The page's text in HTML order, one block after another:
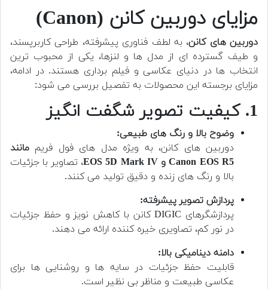
مزایای دوربین کانن (Canon)
دوربین های کانن، به لطف فناوری پیشرفته، طراحی کاربرپسند،
و طیف گسترده ای از مدل ها و لنزها، یکی از محبوب ترین
انتخاب ها در دنیای عکاسی و فیلم برداری هستند. در ادامه،
مزایای برجسته این محصولات به تفصیل بررسی می شود:
1. کیفیت تصویر شگفت انگیز
وضوح بالا و رنگ های طبیعی:
دوربین های کانن، به ویژه مدل های فول فریم مانند
Canon EOS R5 و EOS 5D Mark IV
، تصاویر با جزئیات
بالا و رنگ های زنده و دقیق تولید می کنند.
پردازش تصویر پیشرفته:
پردازشگرهای DIGIC کانن با کاهش نویز و حفظ جزئیات
در نور کم، تصاویری خیره کننده ارائه می دهند.
دامنه دینامیکی بالا:
قابلیت حفظ جزئیات در سایه ها و روشنایی ها برای
عکاسی طبیعت و مناظر بی نظیر است.